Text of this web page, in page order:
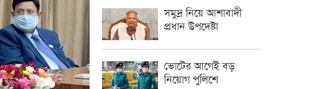
সমুদ্র নিয়ে আশাবাদী
প্রধান উপদেষ্টা
ভোটের আগেই বড়
নিয়োগ পুলিশে